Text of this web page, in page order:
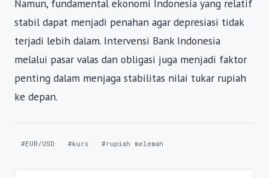
Namun, fundamental ekonomi Indonesia yang relatif
stabil dapat menjadi penahan agar depresiasi tidak
terjadi lebih dalam. Intervensi Bank Indonesia
melalui pasar valas dan obligasi juga menjadi faktor
penting dalam menjaga stabilitas nilai tukar rupiah
ke depan.
#EUR/USD #kurs #rupiah melemah